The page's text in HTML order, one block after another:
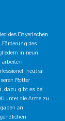
des Bayerischen
des
in neun
neutral
Rotter
dazu gibt es bei
unter die Arme zu
an.